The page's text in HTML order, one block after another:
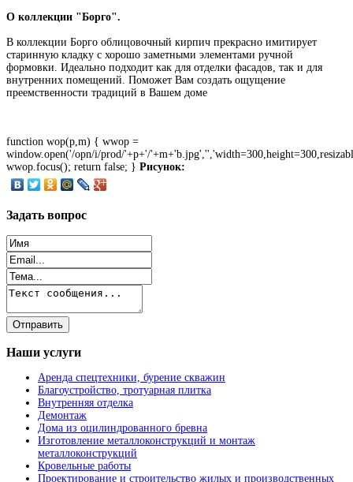
О коллекции "Борго".
В коллекции Борго облицовочный кирпич прекрасно имитирует
старинную кладку с хорошо заметными элементами ручной
формовки. Идеально подходит как для отделки фасадов, так и для
внутренних помещений. Поможет Вам создать ощущение
преемственности традиций в Вашем доме
function wop(p,m) { wwop =
window.open('/opn/i/prod/'+p+'/
wwop.focus(); return false; } Рисунок:
Задать вопрос
Наши услуги
Аренда спецтехники, бурение скважин
Благоустройство, тротуарная плитка
Внутренняя отделка
Демонтаж
Дома из оцилиндрованного бревна
Изготовление металлоконструкций и монтаж
металлоконструкций
Кровельные работы
Проектирование и строительство жилых и производственных